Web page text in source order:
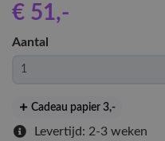
€ 51,-
Aantal
Cadeau papier 3,-
Levertijd: 2-3 weken